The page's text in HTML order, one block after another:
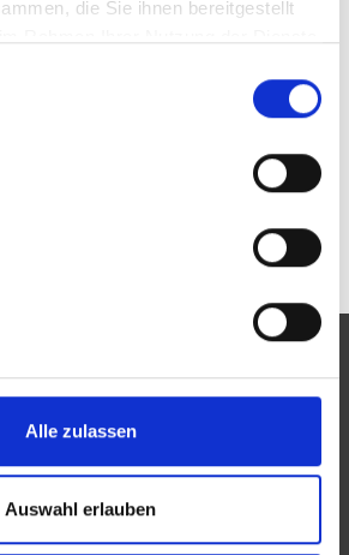
die Sie ihnen bereitgestellt
Alle zulassen
Auswahl erlauben
oder noch keinen Zugang?
der Augenoptiker und